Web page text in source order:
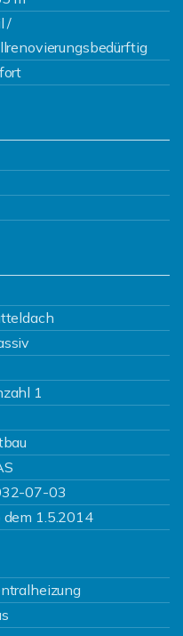
/
1
07-03
dem 1.5.2014